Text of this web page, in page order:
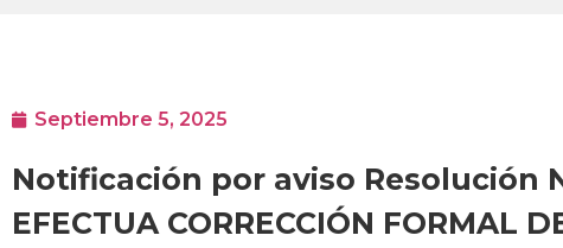
Septiembre 5, 2025
Notificación por aviso Resolución
EFECTUA CORRECCIÓN FORMAL